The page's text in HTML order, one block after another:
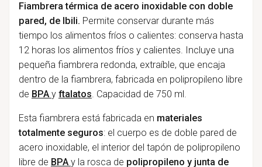
Fiambrera térmica de acero inoxidable con doble
pared, de Ibili. Permite conservar durante más
tiempo los alimentos fríos o calientes: conserva hasta
12 horas los alimentos fríos y calientes. Incluye una
pequeña fiambrera redonda, extraíble, que encaja
dentro de la fiambrera, fabricada en polipropileno libre
de BPA y ftalatos. Capacidad de 750 ml.
Esta fiambrera está fabricada en materiales
totalmente seguros: el cuerpo es de doble pared de
acero inoxidable, el interior del tapón de polipropileno
libre de BPA y la rosca de polipropileno y junta de